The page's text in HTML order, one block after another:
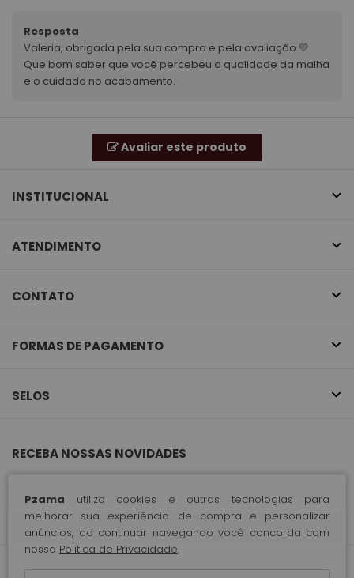
Pzama utiliza cookies e outras tecnologias para
melhorar sua experiência de compra e personalizar
anúncios, ao continuar navegando você concorda com
nossa Política de Privacidade.
Resposta
Valeria, obrigada pela sua compra e pela avaliação 💛
Que bom saber que você percebeu a qualidade da malha
e o cuidado no acabamento.
Avaliar este produto
INSTITUCIONAL
ATENDIMENTO
CONTATO
FORMAS DE PAGAMENTO
SELOS
RECEBA NOSSAS NOVIDADES
CADASTRE-SE